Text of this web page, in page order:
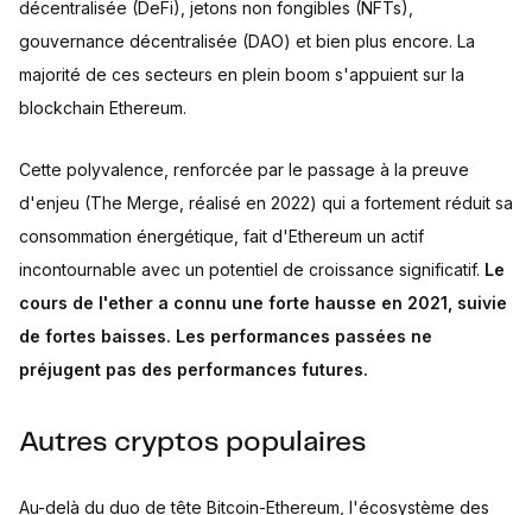
décentralisée (DeFi), jetons non fongibles (NFTs),
gouvernance décentralisée (DAO) et bien plus encore. La
majorité de ces secteurs en plein boom s'appuient sur la
blockchain Ethereum.
Cette polyvalence, renforcée par le passage à la preuve
d'enjeu (The Merge, réalisé en 2022) qui a fortement réduit sa
consommation énergétique, fait d'Ethereum un actif
incontournable avec un potentiel de croissance significatif. Le
cours de l'ether a connu une forte hausse en 2021, suivie
de fortes baisses. Les performances passées ne
préjugent pas des performances futures.
Autres cryptos populaires
Au-delà du duo de tête Bitcoin-Ethereum, l'écosystème des